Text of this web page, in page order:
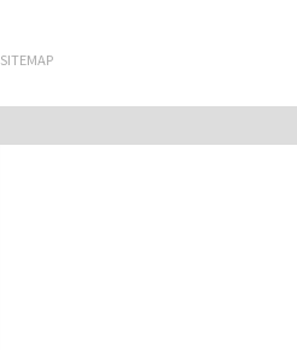
SITEMAP